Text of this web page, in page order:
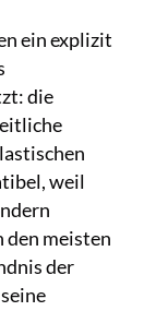
ein explizit
die
weil
den meisten
der